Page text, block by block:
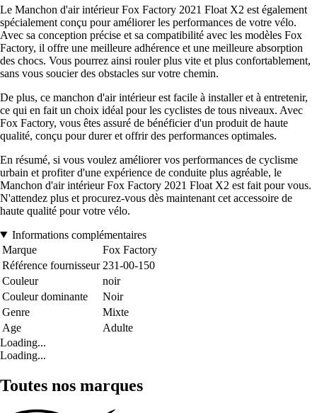
Le Manchon d'air intérieur Fox Factory 2021 Float X2 est également
spécialement conçu pour améliorer les performances de votre vélo.
Avec sa conception précise et sa compatibilité avec les modèles Fox
Factory, il offre une meilleure adhérence et une meilleure absorption
des chocs. Vous pourrez ainsi rouler plus vite et plus confortablement,
sans vous soucier des obstacles sur votre chemin.
De plus, ce manchon d'air intérieur est facile à installer et à entretenir,
ce qui en fait un choix idéal pour les cyclistes de tous niveaux. Avec
Fox Factory, vous êtes assuré de bénéficier d'un produit de haute
qualité, conçu pour durer et offrir des performances optimales.
En résumé, si vous voulez améliorer vos performances de cyclisme
urbain et profiter d'une expérience de conduite plus agréable, le
Manchon d'air intérieur Fox Factory 2021 Float X2 est fait pour vous.
N'attendez plus et procurez-vous dès maintenant cet accessoire de
haute qualité pour votre vélo.
Informations complémentaires
Marque
Fox Factory
Référence fournisseur 231-00-150
Couleur
noir
Couleur dominante
Noir
Genre
Mixte
Age
Adulte
Loading...
Loading...
Toutes nos marques